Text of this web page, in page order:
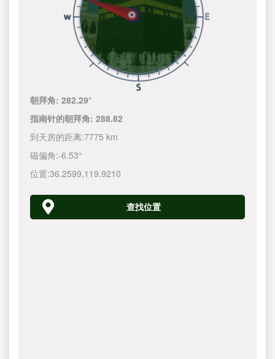
朝拜角:282.29°
指南针的朝拜角:288.82
到天房的距离:7775 km
磁偏角:-6.53°
位置:36.2599,119.9210
查找位置